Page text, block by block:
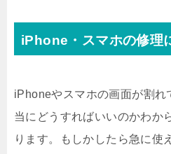
iPhone・スマホの修理
iPhoneやスマホの画面が割れ
当にどうすればいいのかわか
ります。もしかしたら急に使